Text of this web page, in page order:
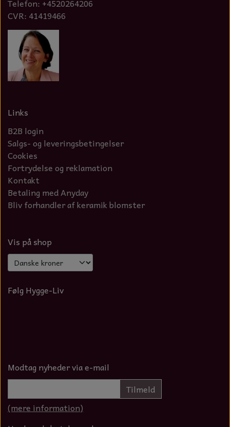
Telefon: +4520264206
CVR: 41419466
Links
B2B login
Salgs- og leveringsbetingelser
Cookies
Fortrydelse og reklamation
Kontakt
Betaling med Anyday
Bliv forhandler af keramik blomster
Vis på shop
Følg Hygge-Liv
Modtag nyheder via e-mail
Tilmeld
(mere information)